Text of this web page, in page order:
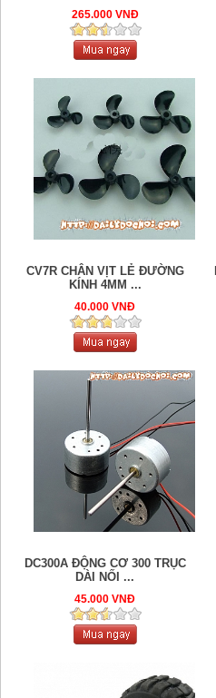
265.000 VNĐ
CV7R CHÂN VỊT LẺ ĐƯỜNG
KÍNH 4MM ...
40.000 VNĐ
DC300A ĐỘNG CƠ 300 TRỤC
DÀI NỐI ...
45.000 VNĐ